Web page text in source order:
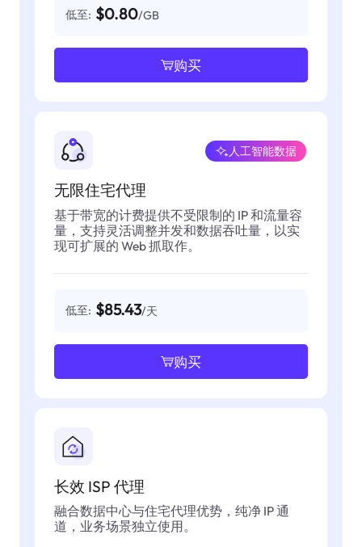
低至: $0.80/GB
购买
无限住宅代理
人工智能数据
基于带宽的计费提供不受限制的 IP 和流量容
量，支持灵活调整并发和数据吞吐量，以实
现可扩展的 Web 抓取作。
低至: $85.43/天
购买
长效 ISP 代理
融合数据中心与住宅代理优势，纯净 IP 通
道，业务场景独立使用。